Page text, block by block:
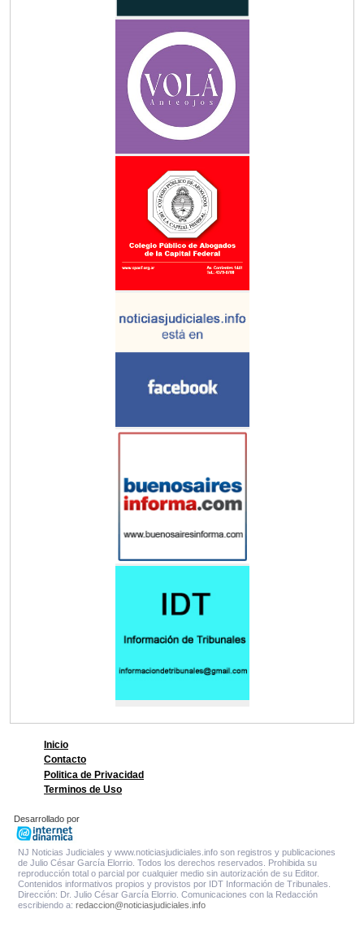
Inicio
Contacto
Politica de Privacidad
Terminos de Uso
Desarrollado por
NJ Noticias Judiciales y www.noticiasjudiciales.info son registros y publicaciones
de Julio César García Elorrio. Todos los derechos reservados. Prohibida su
reproducción total o parcial por cualquier medio sin autorización de su Editor.
Contenidos informativos propios y provistos por IDT Información de Tribunales.
Dirección: Dr. Julio César García Elorrio. Comunicaciones con la Redacción
escribiendo a: redaccion@noticiasjudiciales.info